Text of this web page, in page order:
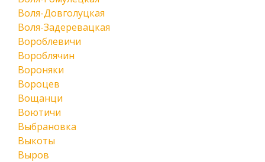
Воля-Довголуцкая
Воля-Задеревацкая
Вороблевичи
Вороблячин
Вороняки
Вороцев
Вощанци
Воютичи
Выбрановка
Выкоты
Выров